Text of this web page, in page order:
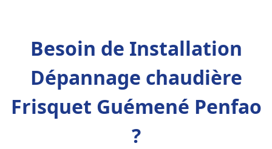
Besoin de Installation
Dépannage chaudière
Frisquet Guémené Penfao
?